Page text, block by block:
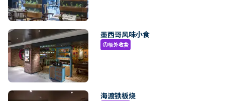
墨西哥风味小食
paid额外收费
海渡铁板烧